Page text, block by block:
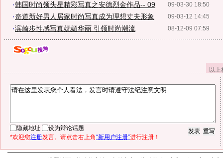
09-03-30 18:50
·韩国时尚领头星精彩写真之安德烈金作品-- 09
09-03-12 14:45
·奇道新好男人居家时尚写真成为理想丈夫形象
08-12-09 07:59
·滨崎步性感写真妩媚华丽 引领时尚潮流
以
隐藏地址
设为辩论话题
*欢迎您注册发言。请点击右上角“新用户注册”进行注册！